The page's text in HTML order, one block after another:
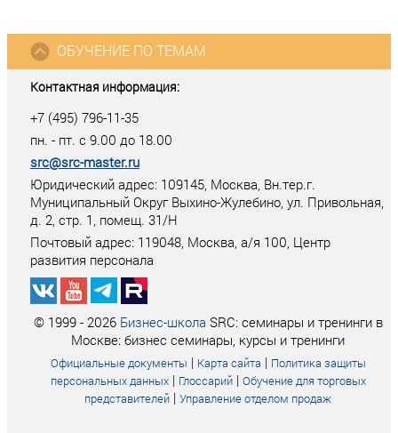
Контактная информация:
+7 (495) 796-11-35
пн. - пт. с 9.00 до 18.00
src@src-master.ru
Юридический адрес: 109145, Москва, Вн.тер.г.
Муниципальный Округ Выхино-Жулебино, ул. Привольная,
д. 2, стр. 1, помещ. 31/Н
Почтовый адрес: 119048, Москва, а/я 100, Центр
развития персонала
ОБУЧЕНИЕ ПО ТЕМАМ
© 1999 - 2026 Бизнес-школа SRC: семинары и тренинги в
Москве: бизнес семинары, курсы и тренинги
Официальные документы | Карта сайта | Политика защиты
персональных данных| Глоссарий| Обучение для торговых
представителей | Управление отделом продаж